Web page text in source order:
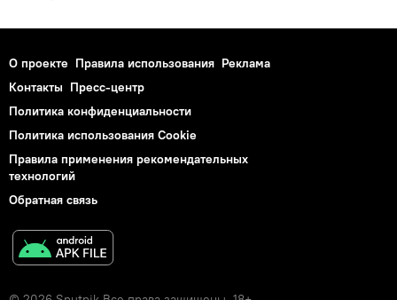
О проекте Правила использования Реклама
Контакты Пресс-центр
Политика конфиденциальности
Политика использования Cookie
Правила применения рекомендательных
технологий
Обратная связь